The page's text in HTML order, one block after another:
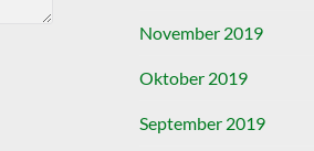
November 2019
Oktober 2019
September 2019